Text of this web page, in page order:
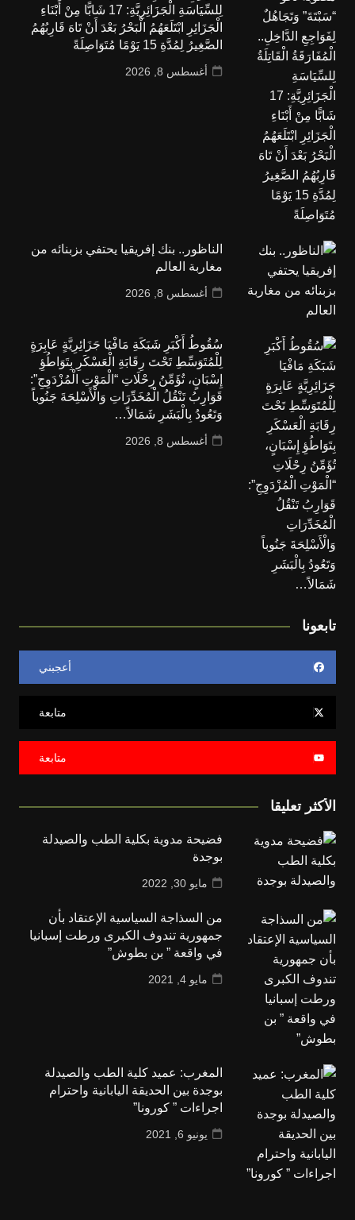
لِلسِّيَاسَةِ الْجَزَائِرِيَّةِ: 17 شَابًّا مِنْ أَبْنَاءِ
الْجَزَائِرِ ابْتَلَعَهُمُ الْبَحْرُ بَعْدَ أَنْ تَاهَ قَارِبُهُمُ
الصَّغِيرُ لِمُدَّةِ 15 يَوْمًا مُتَوَاصِلَةً
أغسطس 8, 2026
الناظور.. بنك إفريقيا يحتفي بزبنائه من
مغاربة العالم
أغسطس 8, 2026
سُقُوطُ أَكْبَرِ شَبَكَةِ مَافْيَا جَزَائِرِيَّةٍ عَابِرَةٍ
لِلْمُتَوَسِّطِ تَحْتَ رِقَابَةِ الْعَسْكَرِ بِتَوَاطُؤِ
إِسْبَانٍ، تُؤَمِّنُ رِحْلَاتِ “الْمَوْتِ الْمُزْدَوِجِ”:
قَوَارِبُ تَنْقُلُ الْمُخَدِّرَاتِ وَالْأَسْلِحَةَ جَنُوباً
وَتَعُودُ بِالْبَشَرِ شَمَالاً…
أغسطس 8, 2026
تابعونا
أعجبني
متابعة
متابعة
الأكثر تعليقا
فضيحة مدوية بكلية الطب والصيدلة
بوجدة
مايو 30, 2022
من السذاجة السياسية الإعتقاد بأن
جمهورية تندوف الكبرى ورطت إسبانيا
في واقعة ” بن بطوش”
مايو 4, 2021
المغرب: عميد كلية الطب والصيدلة
بوجدة بين الحديقة اليابانية واحترام
اجراءات ” كورونا”
يونيو 6, 2021